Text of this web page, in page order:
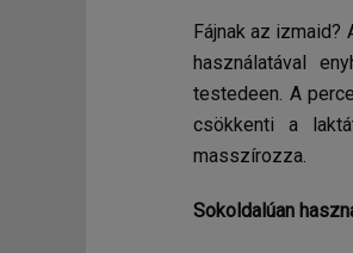
Fájnak az
használatával
testedeen. A
csökkenti a
masszírozza.
Sokoldalúan